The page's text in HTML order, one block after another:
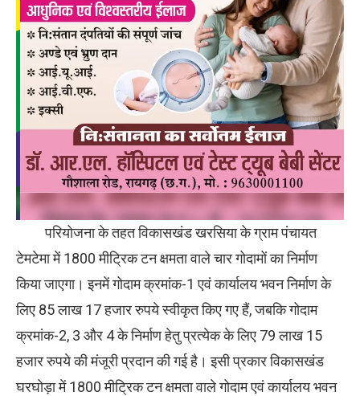
परियोजना के तहत विकासखंड खरसिया के ग्राम पंचायत
टेमटेमा में 1800 मीट्रिक टन क्षमता वाले चार गोदामों का निर्माण
किया जाएगा। इनमें गोदाम क्रमांक-1 एवं कार्यालय भवन निर्माण के
लिए 85 लाख 17 हजार रुपये स्वीकृत किए गए हैं, जबकि गोदाम
क्रमांक-2, 3 और 4 के निर्माण हेतु प्रत्येक के लिए 79 लाख 15
हजार रुपये की मंजूरी प्रदान की गई है। इसी प्रकार विकासखंड
घरघोड़ा में 1800 मीट्रिक टन क्षमता वाले गोदाम एवं कार्यालय भवन